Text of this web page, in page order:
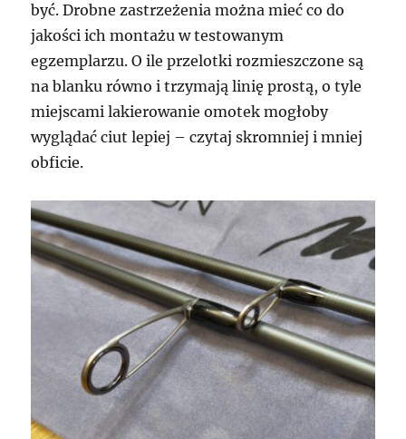
być. Drobne zastrzeżenia można mieć co do
jakości ich montażu w testowanym
egzemplarzu. O ile przelotki rozmieszczone są
na blanku równo i trzymają linię prostą, o tyle
miejscami lakierowanie omotek mogłoby
wyglądać ciut lepiej – czytaj skromniej i mniej
obficie.